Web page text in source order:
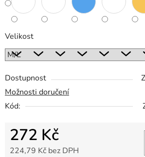
Velikost
Dostupnost
Možnosti doručení
Kód:
272 Kč
224,79 Kč bez DPH